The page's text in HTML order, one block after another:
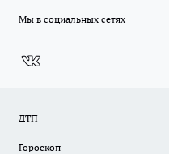
Мы в социальных сетях
ДТП
Гороскоп